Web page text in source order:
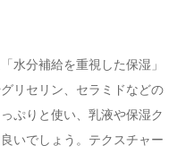
水分補給を重視した保湿」
リセリン、セラミドなどの
ぷりと使い、乳液や保湿ク
いでしょう。テクスチャー